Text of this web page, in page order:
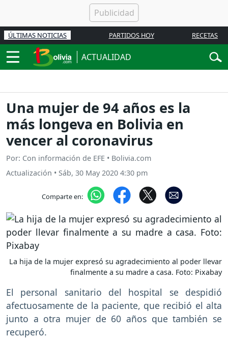
ÚLTIMAS NOTICIAS PARTIDOS HOY RECETAS
ACTUALIDAD
Una mujer de 94 años es la
más longeva en Bolivia en
vencer al coronavirus
Por: Con información de EFE • Bolivia.com
Actualización • Sáb, 30 May 2020 4:30 pm
Comparte en:
La hija de la mujer expresó su agradecimiento al poder llevar
finalmente a su madre a casa. Foto: Pixabay
El personal sanitario del hospital se despidió
afectuosamente de la paciente, que recibió el alta
junto a otra mujer de 60 años que también se
recuperó.